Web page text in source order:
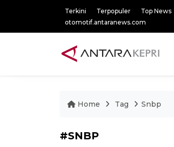
Terkini Terpopuler Top News
otomotif.antaranews.com
Home Tag Snbp
#SNBP